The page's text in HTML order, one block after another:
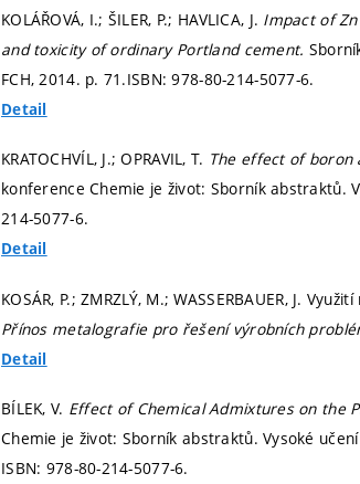
KOLÁŘOVÁ, I.; ŠILER, P.; HAVLICA, J. Impact of
and toxicity of ordinary Portland cement.
FCH, 2014. p. 71.ISBN: 978-80-214-5077-6.
Detail
KRATOCHVÍL, J.; OPRAVIL, T. The effect of
konference Chemie je život: Sborník abstraktů.
214-5077-6.
Detail
KOSÁR, P.; ZMRZLÝ, M.; WASSERBAUER, J.
Přínos metalografie pro řešení výrobních
Detail
BÍLEK, V. Effect of Chemical Admixtures on the
Chemie je život: Sborník abstraktů. Vysoké
ISBN: 978-80-214-5077-6.